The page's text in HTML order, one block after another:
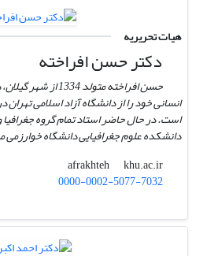
هیات تحریریه
دکتر حسن افراخته
حسن افراخته متولد
است. در حال حاضر استاد تمام گروه جغرافیا
دانشکده علوم جغرافیایی دانشگاه
afrakhteh
khu.ac.ir
0000-0002-5077-7032